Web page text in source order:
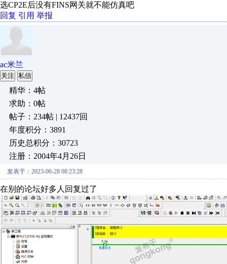
选CP2E后没有FINS网关就不能仿真吧
回复 引用 举报
ac米兰
关注 私信
精华：4帖
求助：0帖
帖子：234帖 | 12437回
年度积分：3891
历史总积分：30723
注册：2004年4月26日
发表于：2023-06-28 08:23:28
在别的论坛好多人回复过了